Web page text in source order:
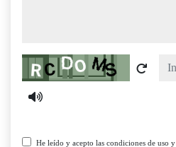
Captcha
He leído y acepto las condiciones de uso y